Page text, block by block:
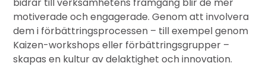
bidrar till verksamhetens framgång blir de mer
motiverade och engagerade. Genom att involvera
dem i förbättringsprocessen – till exempel genom
Kaizen-workshops eller förbättringsgrupper –
skapas en kultur av delaktighet och innovation.